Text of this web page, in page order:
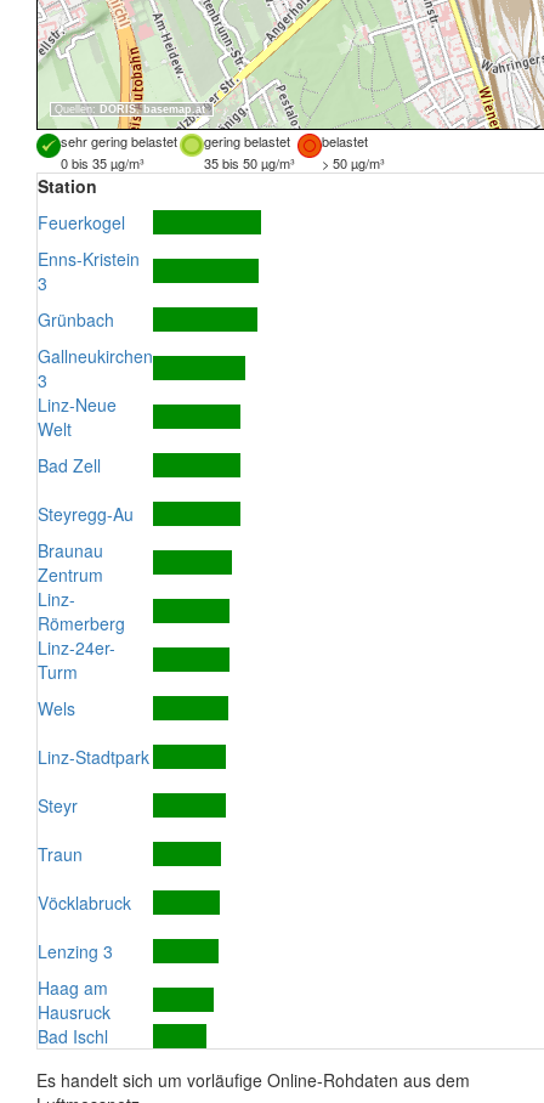
Quellen: DORIS, basemap.at
sehr gering belastet gering belastet
belastet
0 bis 35 µg/m³
35 bis 50 µg/m³ > 50 µg/m³
Station
Feuerkogel
Enns-Kristein
3
Grünbach
Gallneukirchen
3
Linz-Neue
Welt
Bad Zell
Steyregg-Au
Braunau
Zentrum
Linz-
Römerberg
Linz-24er-
Turm
Wels
Linz-Stadtpark
Steyr
Traun
Vöcklabruck
Lenzing 3
Haag am
Hausruck
Bad Ischl
Es handelt sich um vorläufige Online-Rohdaten aus dem